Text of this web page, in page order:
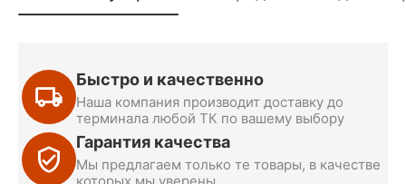
Быстро и качественно
Наша компания производит доставку до
терминала любой ТК по вашему выбору
Гарантия качества
Мы предлагаем только те товары, в качестве